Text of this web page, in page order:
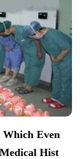
Even
Hist